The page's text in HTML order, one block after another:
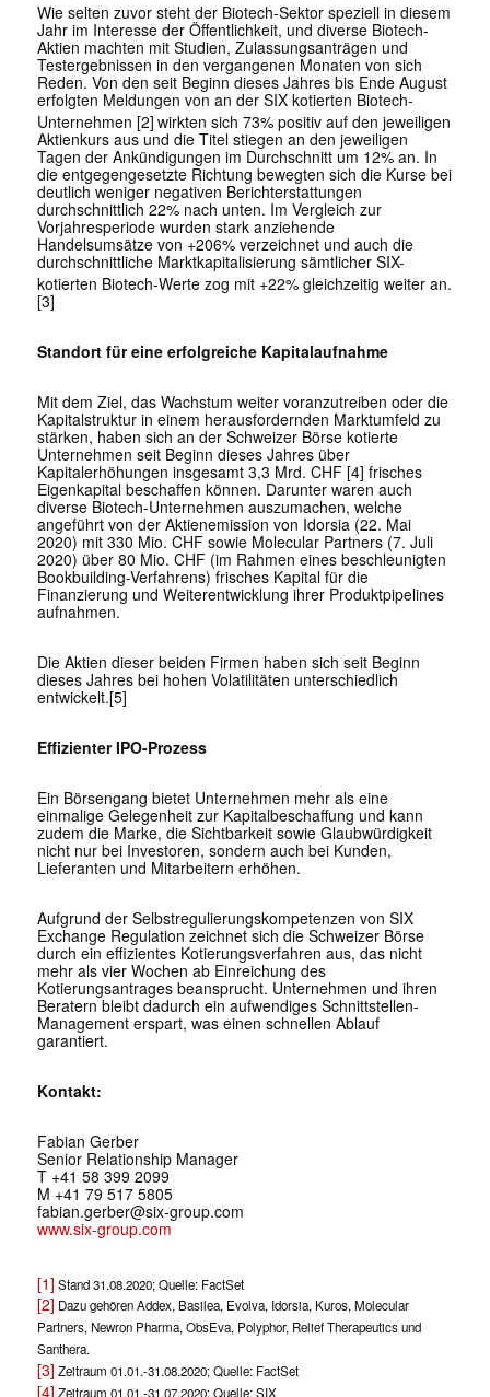
Wie selten zuvor steht der Biotech-Sektor speziell in diesem
Jahr im Interesse der Öffentlichkeit, und diverse Biotech-
Aktien machten mit Studien, Zulassungsanträgen und
Testergebnissen in den vergangenen Monaten von sich
Reden. Von den seit Beginn dieses Jahres bis Ende August
erfolgten Meldungen von an der SIX kotierten Biotech-
Unternehmen [2] wirkten sich 73% positiv auf den jeweiligen
Aktienkurs aus und die Titel stiegen an den jeweiligen
Tagen der Ankündigungen im Durchschnitt um 12% an. In
die entgegengesetzte Richtung bewegten sich die Kurse bei
deutlich weniger negativen Berichterstattungen
durchschnittlich 22% nach unten. Im Vergleich zur
Vorjahresperiode wurden stark anziehende
Handelsumsätze von +206% verzeichnet und auch die
durchschnittliche Marktkapitalisierung sämtlicher SIX-
kotierten Biotech-Werte zog mit +22% gleichzeitig weiter an.
[3]
Standort für eine erfolgreiche Kapitalaufnahme
Mit dem Ziel, das Wachstum weiter voranzutreiben oder die
Kapitalstruktur in einem herausfordernden Marktumfeld zu
stärken, haben sich an der Schweizer Börse kotierte
Unternehmen seit Beginn dieses Jahres über
Kapitalerhöhungen insgesamt 3,3 Mrd. CHF [4] frisches
Eigenkapital beschaffen können. Darunter waren auch
diverse Biotech-Unternehmen auszumachen, welche
angeführt von der Aktienemission von Idorsia (22. Mai
2020) mit 330 Mio. CHF sowie Molecular Partners (7. Juli
2020) über 80 Mio. CHF (im Rahmen eines beschleunigten
Bookbuilding-Verfahrens) frisches Kapital für die
Finanzierung und Weiterentwicklung ihrer Produktpipelines
aufnahmen.
Die Aktien dieser beiden Firmen haben sich seit Beginn
dieses Jahres bei hohen Volatilitäten unterschiedlich
entwickelt.[5]
Effizienter IPO-Prozess
Ein Börsengang bietet Unternehmen mehr als eine
einmalige Gelegenheit zur Kapitalbeschaffung und kann
zudem die Marke, die Sichtbarkeit sowie Glaubwürdigkeit
nicht nur bei Investoren, sondern auch bei Kunden,
Lieferanten und Mitarbeitern erhöhen.
Aufgrund der Selbstregulierungskompetenzen von SIX
Exchange Regulation zeichnet sich die Schweizer Börse
durch ein effizientes Kotierungsverfahren aus, das nicht
mehr als vier Wochen ab Einreichung des
Kotierungsantrages beansprucht. Unternehmen und ihren
Beratern bleibt dadurch ein aufwendiges Schnittstellen-
Management erspart, was einen schnellen Ablauf
garantiert.
Kontakt:
Fabian Gerber
Senior Relationship Manager
T +41 58 399 2099
M +41 79 517 5805
fabian.gerber@six-group.com
www.six-group.com
[1] Stand 31.08.2020; Quelle: FactSet
[2] Dazu gehören Addex, Basilea, Evolva, Idorsia, Kuros, Molecular
Partners, Newron Pharma, ObsEva, Polyphor, Relief Therapeutics und
Santhera.
[3] Zeitraum 01.01.-31.08.2020; Quelle: FactSet
[4] Zeitraum 01.01.-31.07.2020; Quelle: SIX